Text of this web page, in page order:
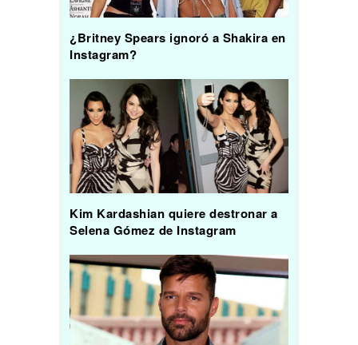
¿Britney Spears ignoró a Shakira en
Instagram?
Kim Kardashian quiere destronar a
Selena Gómez de Instagram